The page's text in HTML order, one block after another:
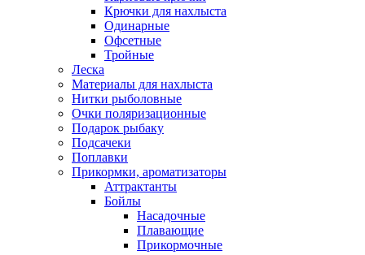
Крючки для нахлыста
Одинарные
Офсетные
Тройные
Леска
Материалы для нахлыста
Нитки рыболовные
Очки поляризационные
Подарок рыбаку
Подсачеки
Поплавки
Прикормки, ароматизаторы
Аттрактанты
Бойлы
Насадочные
Плавающие
Прикормочные